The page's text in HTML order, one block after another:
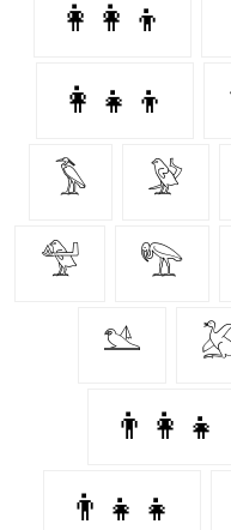
👩‍👩‍👦
👩‍👧‍👦
𓅣 𓅶
𓅵 𓅟
𓅎
👨‍👩‍👧
👨‍👧‍👧